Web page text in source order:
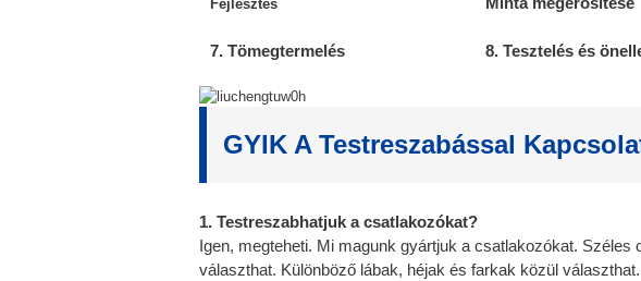
Fejlesztés
7. Tömegtermelés 8. Tesztelés és
GYIK A Testreszabással
1. Testreszabhatjuk a csatlakozókat?
Igen, megteheti. Mi magunk gyártjuk a csatlakozókat.
választhat. Különböző lábak, héjak és farkak közül választhat.